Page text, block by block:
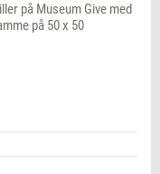
på Museum Give med
på 50 x 50